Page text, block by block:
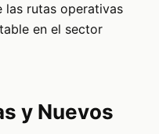
las rutas operativas
en el sector
y Nuevos